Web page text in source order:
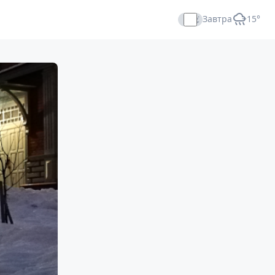
Завтра +15°